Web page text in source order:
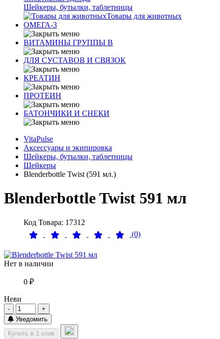
Шейкеры, бутылки, таблетницы
Товары для животных
ОМЕГА-3
ВИТАМИНЫ ГРУППЫ В
ДЛЯ СУСТАВОВ И СВЯЗОК
КРЕАТИН
ПРОТЕИН
БАТОНЧИКИ И СНЕКИ
VitaPulse
Аксессуары и экипировка
Шейкеры, бутылки, таблетницы
Шейкеры
Blenderbottle Twist (591 мл.)
Blenderbottle Twist 591 мл
Код Товара: 17312
(0)
Нет в наличии
0 ₽
Неви
-
+
Уведомить
Купить в 1 клик